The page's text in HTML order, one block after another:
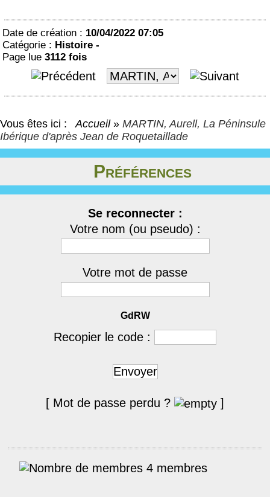
Date de création : 10/04/2022 07:05
Catégorie : Histoire -
Page lue 3112 fois
Vous êtes ici : Accueil » MARTIN, Aurell, La Péninsule
Ibérique d'après Jean de Roquetaillade
Préférences
Se reconnecter :
Votre nom (ou pseudo) :
Votre mot de passe
GdRW
Recopier le code :
Envoyer
[ Mot de passe perdu ? ]
4 membres